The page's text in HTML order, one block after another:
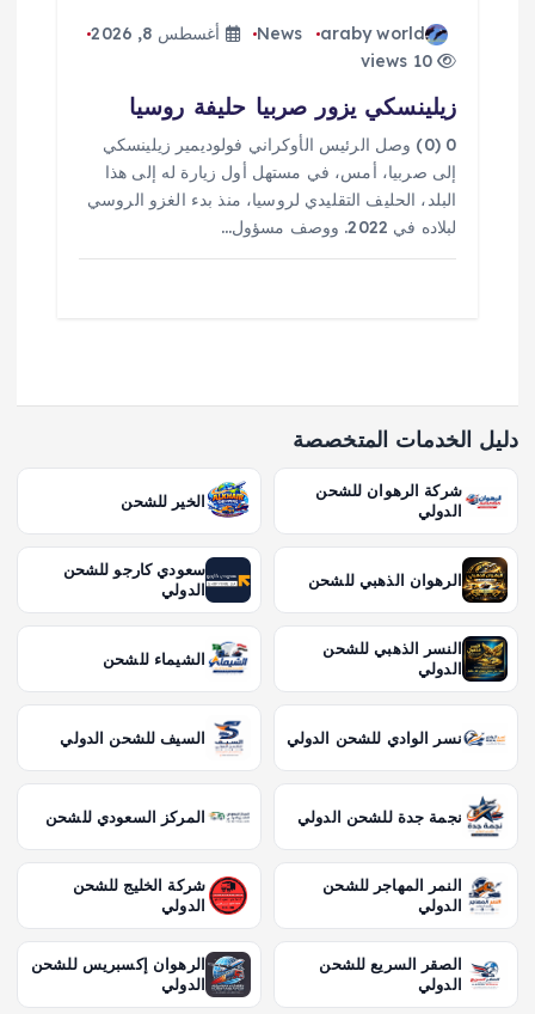
araby world
News
أغسطس 8, 2026
10 views
زيلينسكي يزور صربيا حليفة روسيا
0 (0) وصل الرئيس الأوكراني فولوديمير زيلينسكي
إلى صربيا، أمس، في مستهل أول زيارة له إلى هذا
البلد، الحليف التقليدي لروسيا، منذ بدء الغزو الروسي
لبلاده في 2022. ووصف مسؤول…
دليل الخدمات المتخصصة
شركة الرهوان للشحن
الدولي
الخير للشحن
الرهوان الذهبي للشحن
سعودي كارجو للشحن
الدولي
النسر الذهبي للشحن
الدولي
الشيماء للشحن
نسر الوادي للشحن الدولي السيف للشحن الدولي
نجمة جدة للشحن الدولي المركز السعودي للشحن
النمر المهاجر للشحن
الدولي
شركة الخليج للشحن
الدولي
الصقر السريع للشحن
الدولي
الرهوان إكسبريس للشحن
الدولي